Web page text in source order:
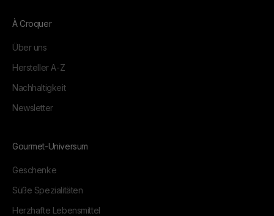
À Croquer
Über uns
Hersteller A-Z
Nachhaltigkeit
Newsletter
Gourmet-Universum
Geschenke
Süße Spezialitäten
Herzhafte Lebensmittel